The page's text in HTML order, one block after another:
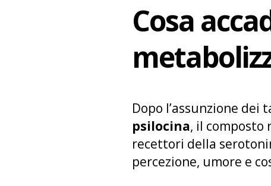
Cosa
Dopo l’assunzione
psilocina, il composto
recettori della
percezione, umore e